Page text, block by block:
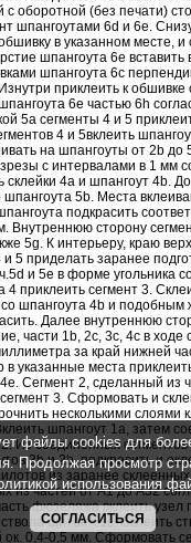
файлы cookies для
Продолжая просмотр
использования
СОГЛАСИТЬСЯ